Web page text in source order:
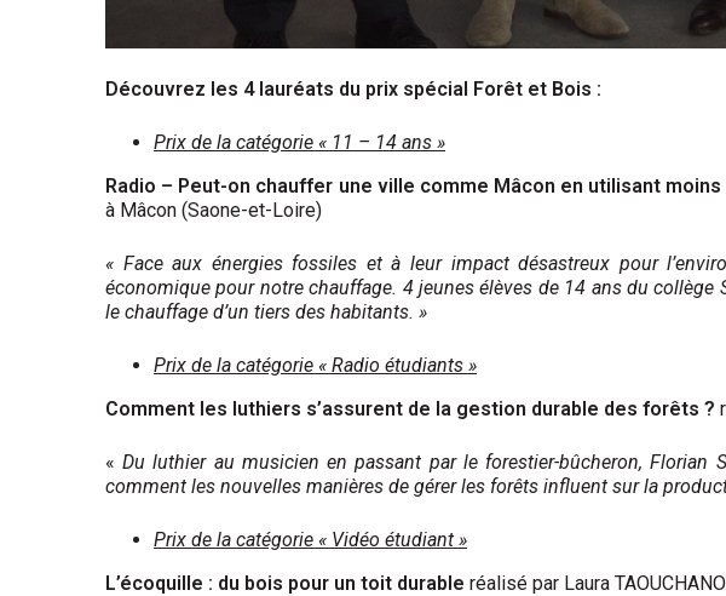
Découvrez les 4 lauréats du prix spécial Forêt et Bois :
Prix de la catégorie « 11 – 14 ans »
Radio – Peut-on chauffer une ville comme Mâcon en utilisant moins
à Mâcon (Saone-et-Loire)
« Face aux énergies fossiles et à leur impact désastreux pour
économique pour notre chauffage. 4 jeunes élèves de 14 ans du
le chauffage d’un tiers des habitants. »
Prix de la catégorie « Radio étudiants »
Comment les luthiers s’assurent de la gestion durable des forêts ?
«Du luthier au musicien en passant par le forestier-bûcheron, Florian
comment les nouvelles manières de gérer les forêts influent sur la
Prix de la catégorie « Vidéo étudiant »
L’écoquille : du bois pour un toit durable réalisé par Laura